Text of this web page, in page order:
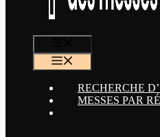
RECHERCHE
MESSES PAR